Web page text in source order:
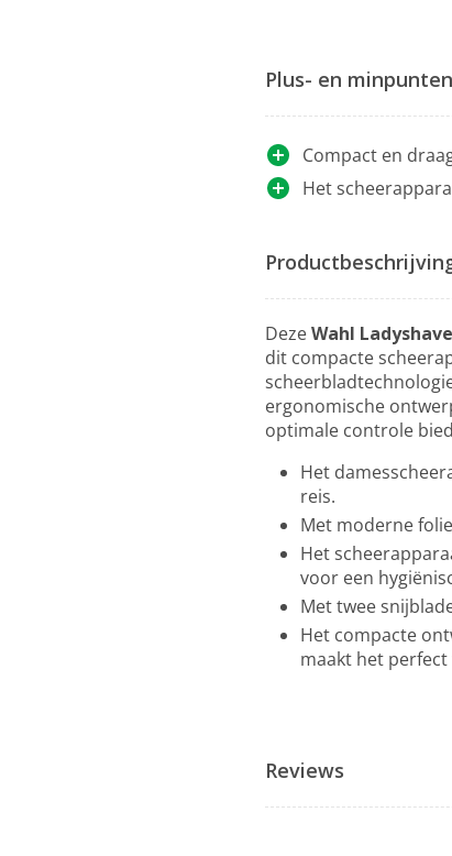
Plus- en minpunten
Compact en
Het
DezeWahl Ladyshave
dit compacte
ergonomische
optimale controle
Het
reis.
Met moderne
Het
voor een
Met twee
Het compacte
maakt het
Reviews